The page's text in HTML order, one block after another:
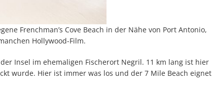
Frenchman’s Cove Beach in der Nähe von Port Antonio,
Hollywood-Film.
Insel im ehemaligen Fischerort Negril. 11 km lang ist hier
wurde. Hier ist immer was los und der 7 Mile Beach eignet